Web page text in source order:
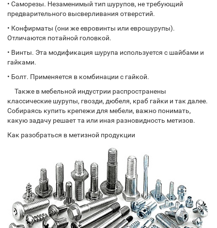
• Саморезы. Незаменимый тип шурупов, не требующий
предварительного высверливания отверстий.
• Конфирматы (они же евровинты или еврошурупы).
Отличаются потайной головкой.
• Винты. Эта модификация шурупа используется с шайбами и
гайками.
• Болт. Применяется в комбинации с гайкой.
Также в мебельной индустрии распространены
классические шурупы, гвозди, дюбеля, краб гайки и так далее.
Собираясь купить крепежи для мебели, важно понимать,
какую задачу решает та или иная разновидность метизов.
Как разобраться в метизной продукции